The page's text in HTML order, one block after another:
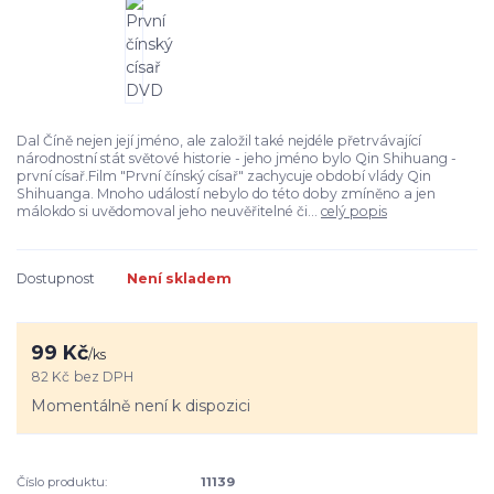
Dal Číně nejen její jméno, ale založil také nejdéle přetrvávající
národnostní stát světové historie - jeho jméno bylo Qin Shihuang -
první císař.Film "První čínský císař" zachycuje období vlády Qin
Shihuanga. Mnoho událostí nebylo do této doby zmíněno a jen
málokdo si uvědomoval jeho neuvěřitelné či... celý popis
Dostupnost Není skladem
99 Kč/ks
82 Kč bez DPH
Momentálně není k dispozici
Číslo produktu:
11139